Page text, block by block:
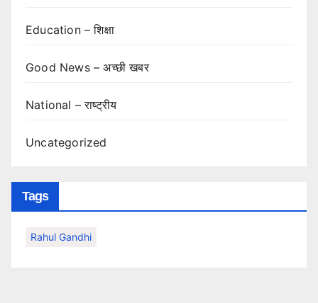
Education – शिक्षा
Good News – अच्छी खबर
National – राष्ट्रीय
Uncategorized
Tags
Rahul Gandhi